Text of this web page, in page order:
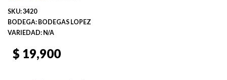
SKU: 3420
BODEGA: BODEGAS LOPEZ
VARIEDAD: N/A
$ 19,900